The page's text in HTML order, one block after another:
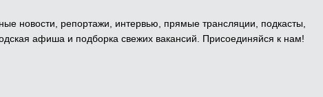
новости, репортажи, интервью, прямые трансляции, подкасты,
афиша и подборка свежих вакансий. Присоединяйся к нам!